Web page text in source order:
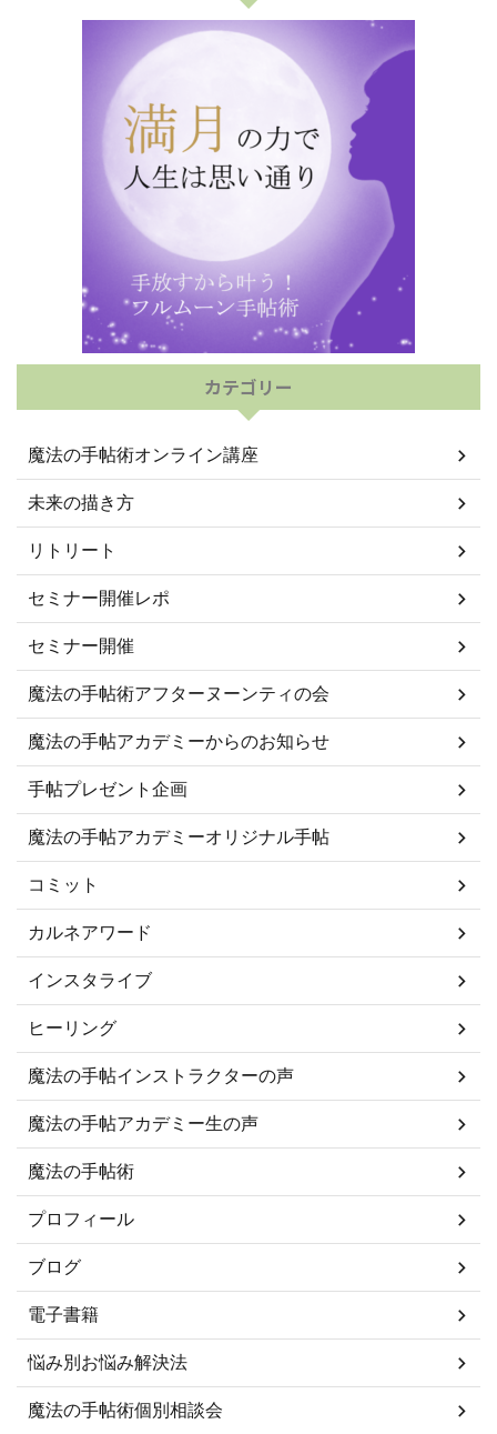
カテゴリー
魔法の手帖術オンライン講座
未来の描き方
リトリート
セミナー開催レポ
セミナー開催
魔法の手帖術アフターヌーンティの会
魔法の手帖アカデミーからのお知らせ
手帖プレゼント企画
魔法の手帖アカデミーオリジナル手帖
コミット
カルネアワード
インスタライブ
ヒーリング
魔法の手帖インストラクターの声
魔法の手帖アカデミー生の声
魔法の手帖術
プロフィール
ブログ
電子書籍
悩み別お悩み解決法
魔法の手帖術個別相談会